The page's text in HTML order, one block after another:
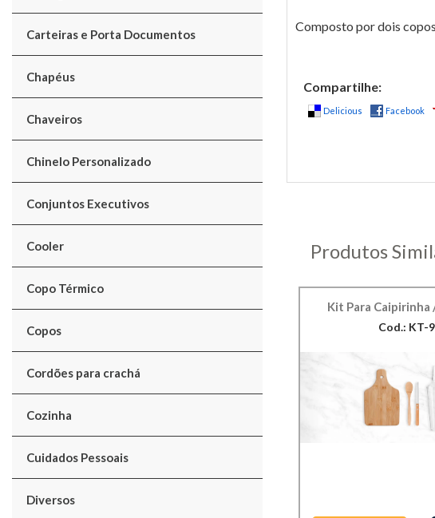
Carteiras e Porta Documentos
Chapéus
Chaveiros
Chinelo Personalizado
Conjuntos Executivos
Cooler
Copo Térmico
Copos
Cordões para crachá
Cozinha
Cuidados Pessoais
Diversos
Composto por dois
Compartilhe:
Delicious Facebook
Produtos
Kit Para Caipirinha
Cod.: KT-